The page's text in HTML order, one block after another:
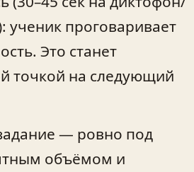
ученик проговаривает
Это станет
точкой на следующий
— ровно под
объёмом и